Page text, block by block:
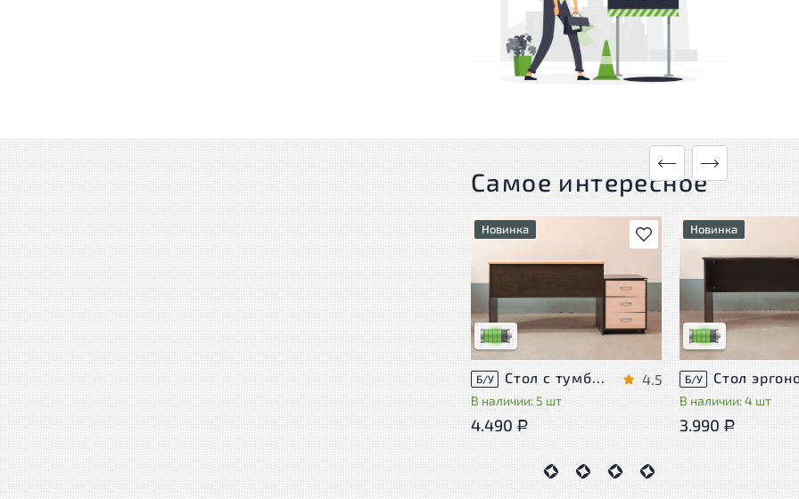
Самое интересное
В избранное
Новинка
незначительные следы
эксплуатации, не влияющие
использования
Низкая степень износа
Б/У
В наличии: 5 шт
4.5
4.490 Р
Новинка
У товара
незначительные
эксплуатации, не
на удобство его
использования
Низкая степень
Б/У
В наличии: 4 шт
3.990 Р